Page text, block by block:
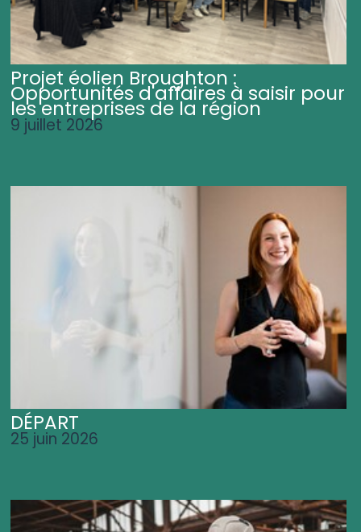
Projet éolien Broughton :
Opportunités d'affaires à saisir pour
les entreprises de la région
9 juillet 2026
DÉPART
25 juin 2026